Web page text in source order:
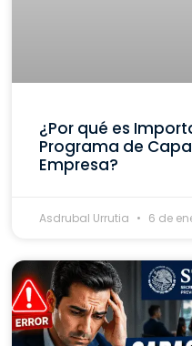
¿Por qué es
Programa de
Empresa?
Asdrubal Urrutia 6 de